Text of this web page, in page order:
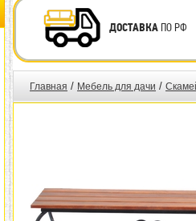
ДОСТАВКАПО РФ
Главная / Мебель для дачи /